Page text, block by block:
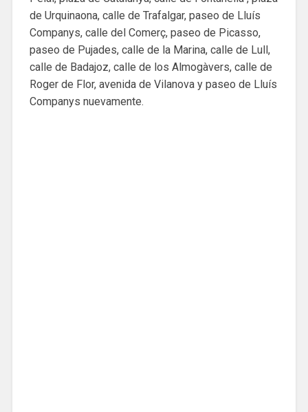
de Urquinaona, calle de Trafalgar, paseo de Lluís
Companys, calle del Comerç, paseo de Picasso,
paseo de Pujades, calle de la Marina, calle de Lull,
calle de Badajoz, calle de los Almogàvers, calle de
Roger de Flor, avenida de Vilanova y paseo de Lluís
Companys nuevamente.